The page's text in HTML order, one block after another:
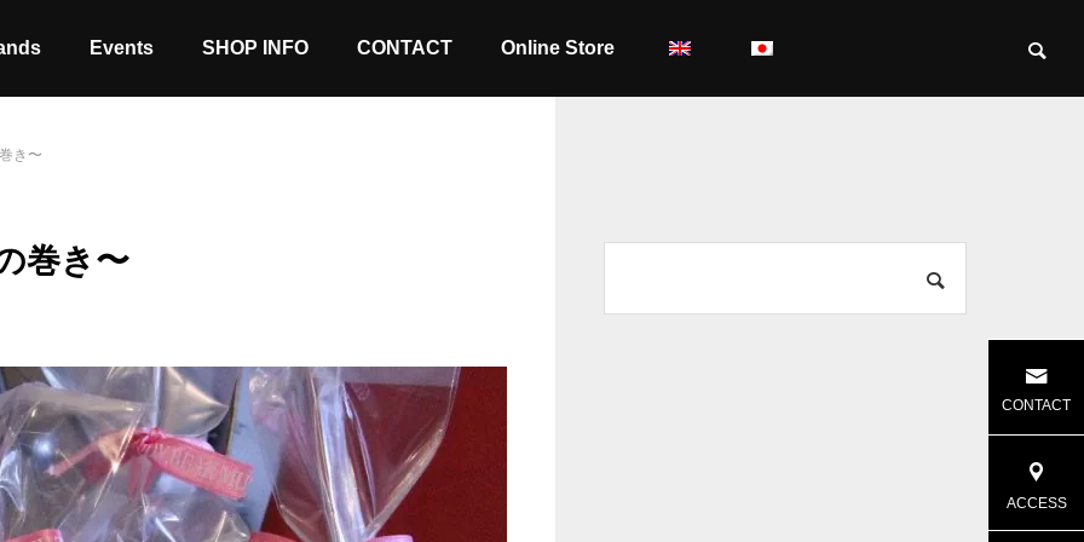
Events SHOP INFO CONTACT Online Store
き〜
巻き〜
CONTACT
ACCESS